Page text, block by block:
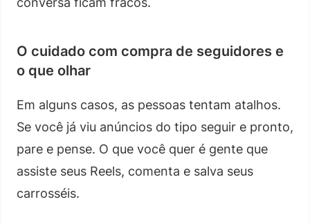
O cuidado com compra de seguidores e
o que olhar
Em alguns casos, as pessoas tentam atalhos.
Se você já viu anúncios do tipo seguir e pronto,
pare e pense. O que você quer é gente que
assiste seus Reels, comenta e salva seus
carrosséis.